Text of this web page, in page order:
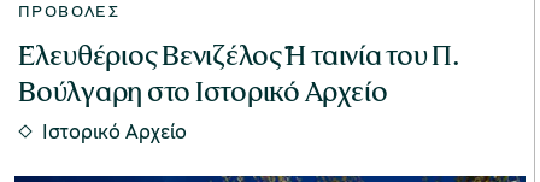
Μουσείο Περιβάλλοντος Στυμφαλίας
ΠΡΟΒΟΛΈΣ
¨Ελευθέριος Βενιζέλος¨ Η ταινία του Π.
Βούλγαρη στο Ιστορικό Αρχείο
Ιστορικό Αρχείο